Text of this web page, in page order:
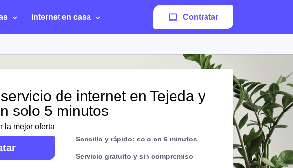
Internet en casa Contratar
de internet en Tejeda y
solo 5 minutos
la mejor oferta
Sencillo y rápido: solo en 6 minutos
Servicio gratuito y sin compromiso